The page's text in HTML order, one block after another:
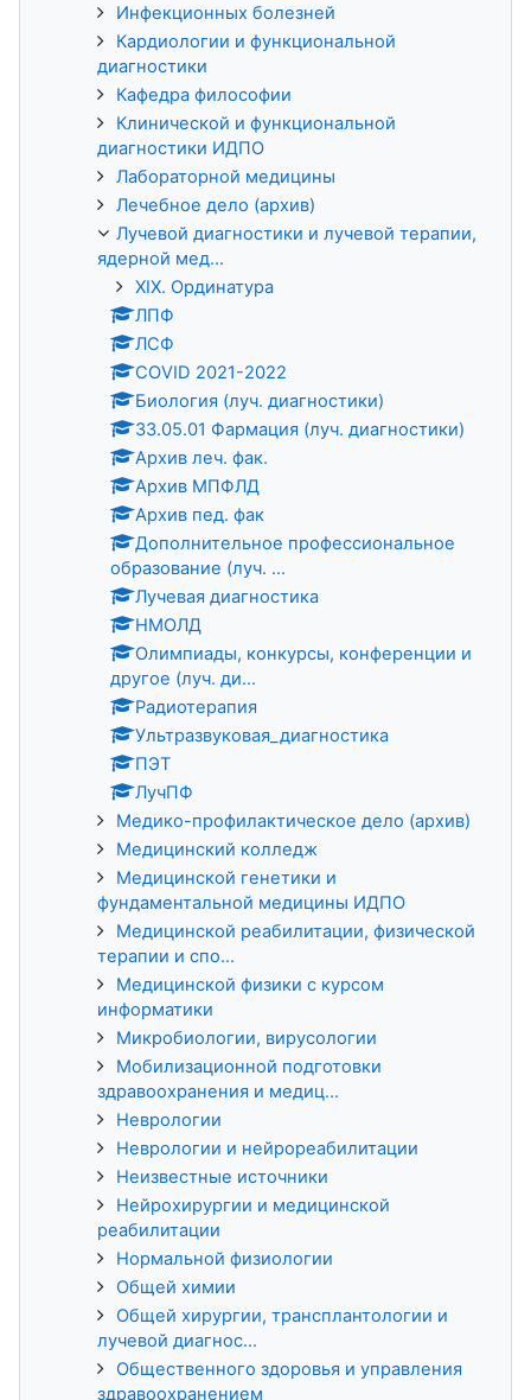
Инфекционных болезней
Кардиологии и функциональной
диагностики
Кафедра философии
Клинической и функциональной
диагностики ИДПО
Лабораторной медицины
Лечебное дело (архив)
Лучевой диагностики и лучевой терапии,
ядерной мед...
XIX. Ординатура
ЛПФ
ЛСФ
COVID 2021-2022
Биология (луч. диагностики)
33.05.01 Фармация (луч. диагностики)
Архив леч. фак.
Архив МПФЛД
Архив пед. фак
Дополнительное профессиональное
образование (луч. ...
Лучевая диагностика
НМОЛД
Олимпиады, конкурсы, конференции и
другое (луч. ди...
Радиотерапия
Ультразвуковая_диагностика
ПЭТ
ЛучПФ
Медико-профилактическое дело (архив)
Медицинский колледж
Медицинской генетики и
фундаментальной медицины ИДПО
Медицинской реабилитации, физической
терапии и спо...
Медицинской физики с курсом
информатики
Микробиологии, вирусологии
Мобилизационной подготовки
здравоохранения и медиц...
Неврологии
Неврологии и нейрореабилитации
Неизвестные источники
Нейрохирургии и медицинской
реабилитации
Нормальной физиологии
Общей химии
Общей хирургии, трансплантологии и
лучевой диагнос...
Общественного здоровья и управления
здравоохранением